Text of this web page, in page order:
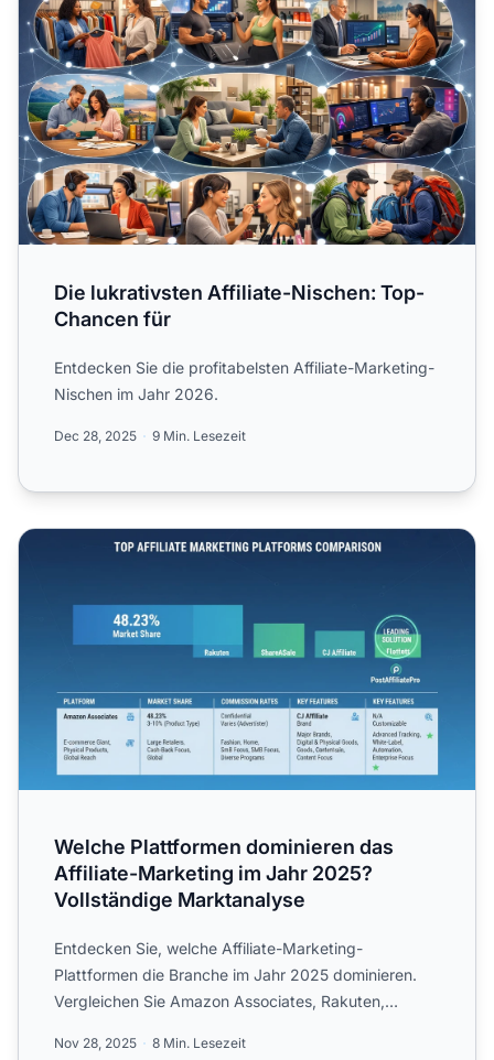
Die lukrativsten Affiliate-Nischen: Top-
Chancen für
Entdecken Sie die profitabelsten Affiliate-Marketing-
Nischen im Jahr 2026.
Dec 28, 2025 9 Min. Lesezeit
Welche Plattformen dominieren das Affiliate-Marketing
Welche Plattformen dominieren das
Affiliate-Marketing im Jahr 2025?
Vollständige Marktanalyse
Entdecken Sie, welche Affiliate-Marketing-
Plattformen die Branche im Jahr 2025 dominieren.
Vergleichen Sie Amazon Associates, Rakuten,
Nov 28, 2025 8 Min. Lesezeit